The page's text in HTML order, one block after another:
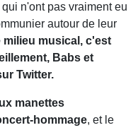
n'ont pas vraiment eu
autour de leur
milieu musical, c'est
Babs et
Twitter.
manettes
hommage, et le